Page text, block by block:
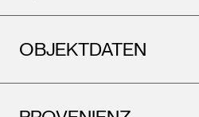
OBJEKTDATEN